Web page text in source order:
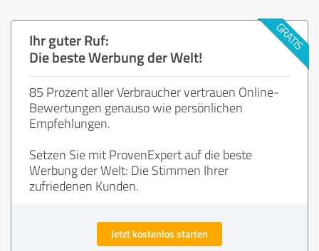
Ihr guter Ruf:
Die beste Werbung der Welt!
85 Prozent aller Verbraucher vertrauen Online-
Bewertungen genauso wie persönlichen
Empfehlungen.
Setzen Sie mit ProvenExpert auf die beste
Werbung der Welt: Die Stimmen Ihrer
zufriedenen Kunden.
Jetzt kostenlos starten